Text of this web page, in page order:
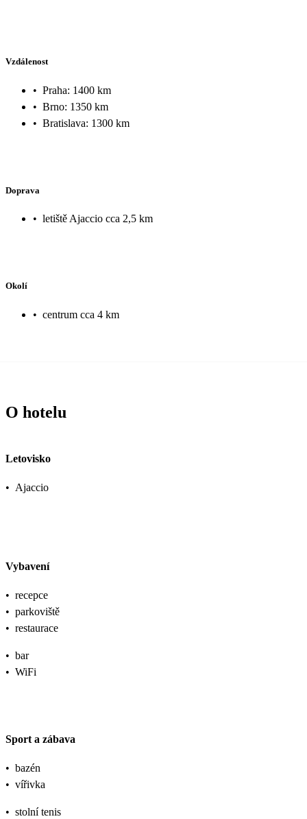
Vzdálenost
• Praha: 1400 km
• Brno: 1350 km
• Bratislava: 1300 km
Doprava
• letiště Ajaccio cca 2,5 km
Okolí
• centrum cca 4 km
O hotelu
Letovisko
• Ajaccio
Vybavení
• recepce
• parkoviště
• restaurace
• bar
• WiFi
Sport a zábava
• bazén
• vířivka
• stolní tenis